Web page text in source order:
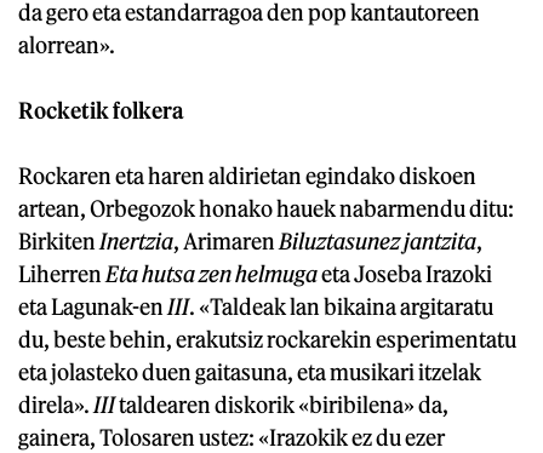
da gero eta estandarragoa den pop kantautoreen
alorrean».
Rocketik folkera
Rockaren eta haren aldirietan egindako diskoen
artean, Orbegozok honako hauek nabarmendu ditu:
Birkiten Inertzia, Arimaren Biluztasunez jantzita,
Liherren Eta hutsa zen helmugaeta Joseba Irazoki
eta Lagunak-en III. «Taldeak lan bikaina argitaratu
du, beste behin, erakutsiz rockarekin esperimentatu
eta jolasteko duen gaitasuna, eta musikari itzelak
direla». IIItaldearen diskorik «biribilena» da,
gainera, Tolosaren ustez: «Irazokik ez du ezer